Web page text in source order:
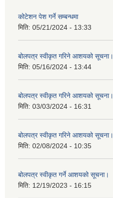
कोटेशन पेश गर्ने सम्बन्धमा
मिति: 05/21/2024 - 13:33
बोलपत्र स्वीकृत गरिने आशयको सूचना।
मिति: 05/16/2024 - 13:44
बोलपत्र स्वीकृत गरिने आशयको सूचना।
मिति: 03/03/2024 - 16:31
बोलपत्र स्वीकृत गरिने आशयको सूचना।
मिति: 02/08/2024 - 10:35
बोलपत्र स्वीकृत गर्ने आशयको सूचना।
मिति: 12/19/2023 - 16:15